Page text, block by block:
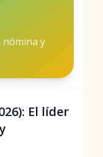
nómina y
El líder